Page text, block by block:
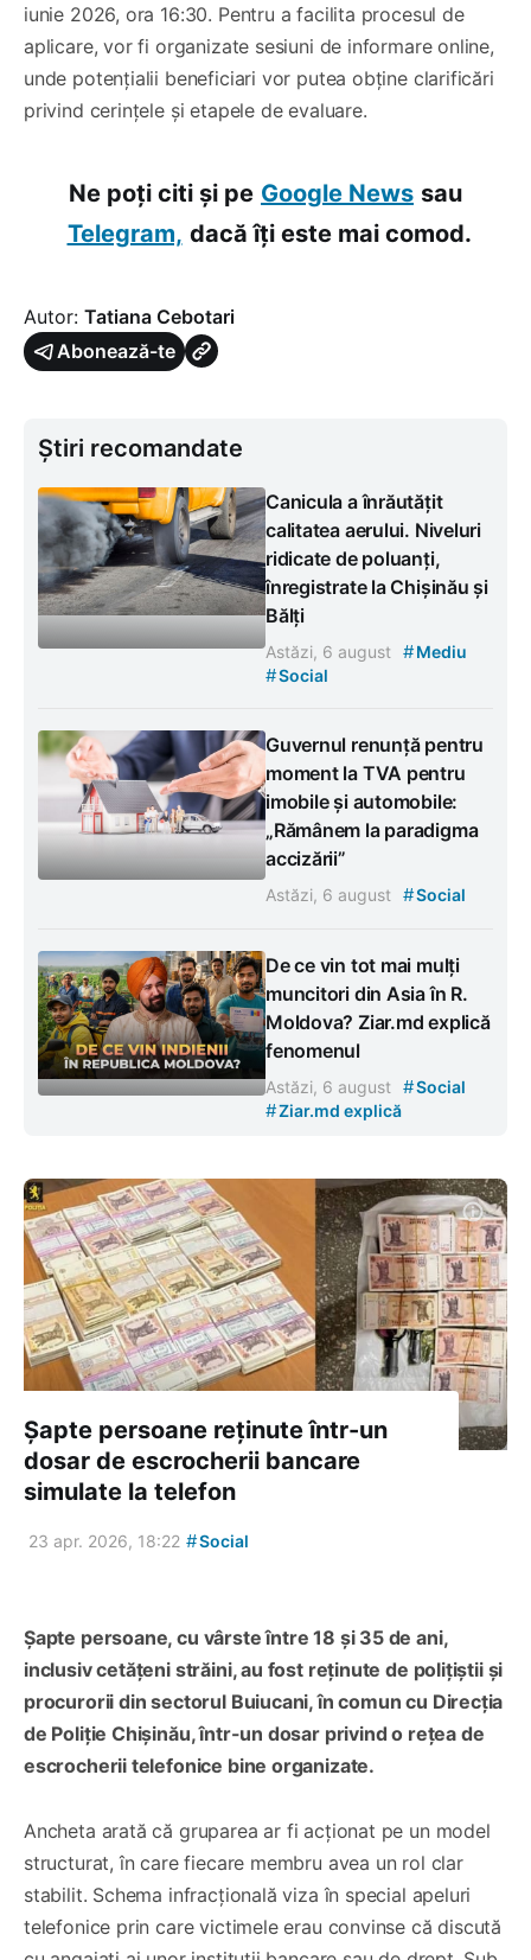
iunie 2026, ora 16:30. Pentru a facilita procesul de
aplicare, vor fi organizate sesiuni de informare online,
unde potențialii beneficiari vor putea obține clarificări
privind cerințele și etapele de evaluare.
Ne poți citi și pe Google News sau
Telegram, dacă îți este mai comod.
Autor: Tatiana Cebotari
Abonează-te
Știri recomandate
Canicula a înrăutățit
calitatea aerului. Niveluri
ridicate de poluanți,
înregistrate la Chișinău și
Bălți
Astăzi, 6 august #Mediu
#Social
Guvernul renunță pentru
moment la TVA pentru
imobile și automobile:
„Rămânem la paradigma
accizării”
Astăzi, 6 august #Social
De ce vin tot mai mulți
muncitori din Asia în R.
Moldova? Ziar.md explică
fenomenul
Astăzi, 6 august #Social
#Ziar.md explică
Șapte persoane reținute într-un
dosar de escrocherii bancare
simulate la telefon
23 apr. 2026, 18:22 #Social
Șapte persoane, cu vârste între 18 și 35 de ani,
inclusiv cetățeni străini, au fost reținute de polițiștii și
procurorii din sectorul Buiucani, în comun cu Direcția
de Poliție Chișinău, într-un dosar privind o rețea de
escrocherii telefonice bine organizate.
Ancheta arată că gruparea ar fi acționat pe un model
structurat, în care fiecare membru avea un rol clar
stabilit. Schema infracțională viza în special apeluri
telefonice prin care victimele erau convinse că discută